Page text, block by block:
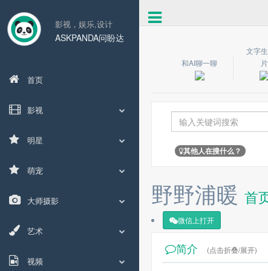
影视，娱乐,设计
ASKPANDA问盼达
首页
影视
明星
萌宠
大师摄影
艺术
视频
和AI聊一聊
文字
片
其他人在搜什么？
野野浦暖 首
微信上打开
简介 (点击折叠/展开)